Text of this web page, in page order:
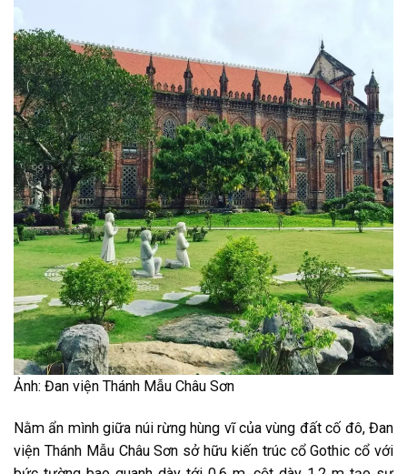
Ảnh: Đan viện Thánh Mẫu Châu Sơn
Nằm ẩn mình giữa núi rừng hùng vĩ của vùng đất cố đô, Đan
viện Thánh Mẫu Châu Sơn sở hữu kiến trúc cổ Gothic cổ với